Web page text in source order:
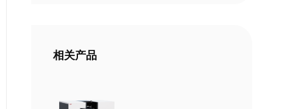
相关产品